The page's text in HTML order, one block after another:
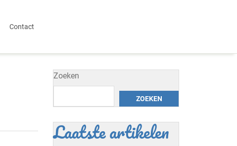
Contact
Zoeken
ZOEKEN
Laatste artikelen